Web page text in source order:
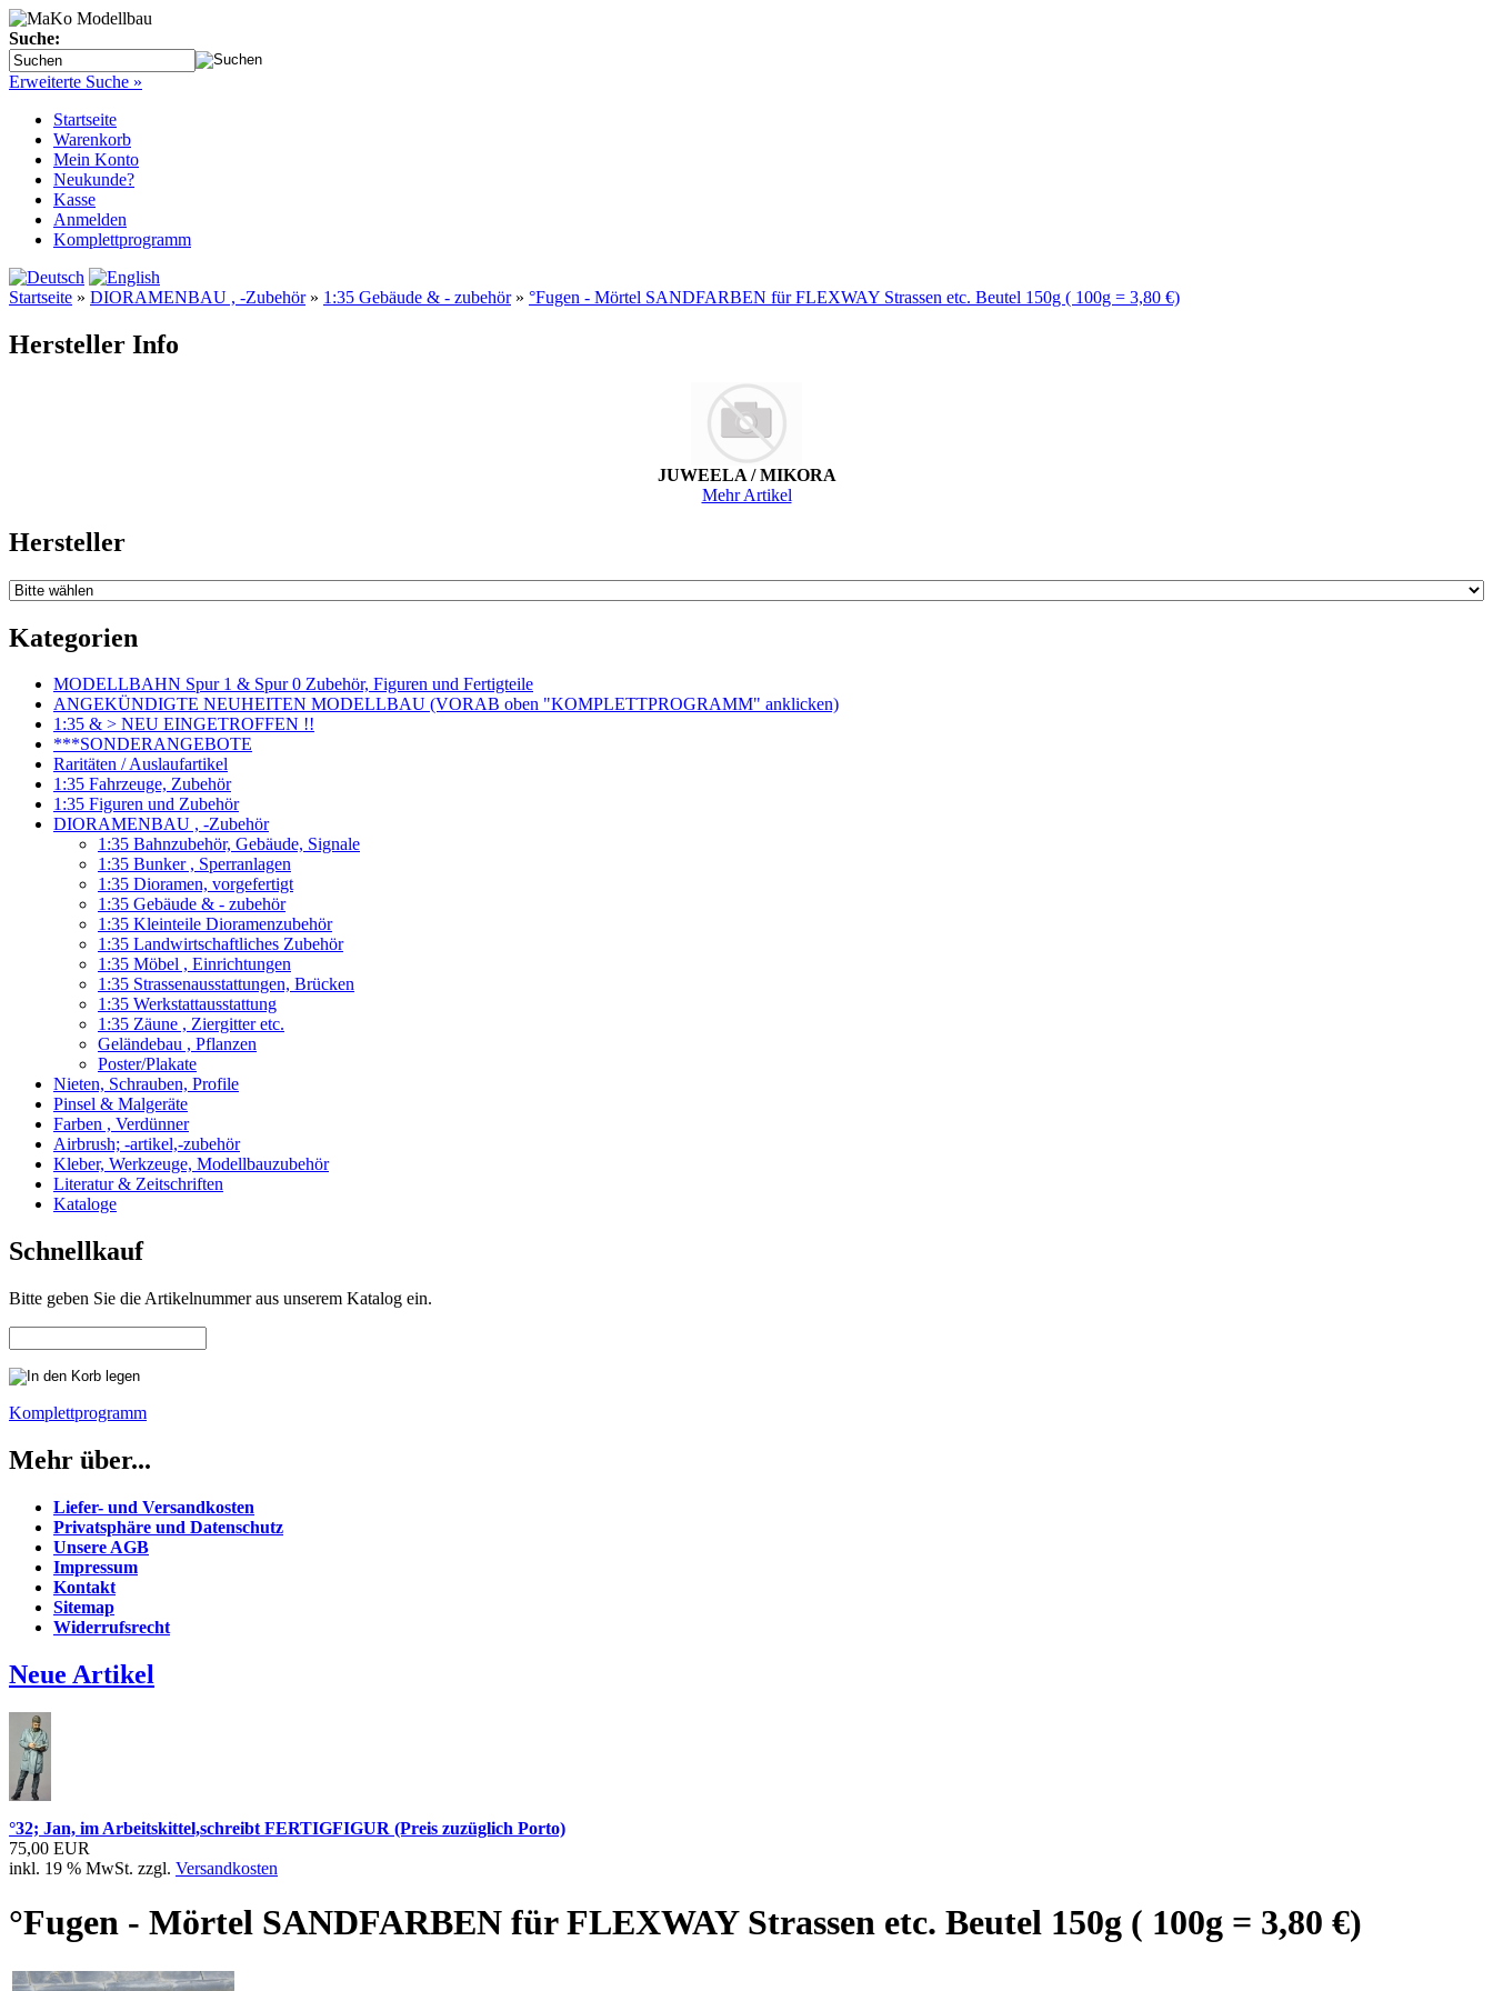
Suche:
Erweiterte Suche »
Startseite
Warenkorb
Mein Konto
Neukunde?
Kasse
Anmelden
Komplettprogramm
Startseite » DIORAMENBAU , -Zubehör» 1:35 Gebäude & - zubehör» °Fugen - Mörtel SANDFARBEN für FLEXWAY Strassen etc. Beutel 150g ( 100g = 3,80 €)
Hersteller Info
JUWEELA / MIKORA
Mehr Artikel
Hersteller
Kategorien
MODELLBAHN Spur 1 & Spur 0 Zubehör, Figuren und Fertigteile
ANGEKÜNDIGTE NEUHEITEN MODELLBAU (VORAB oben "KOMPLETTPROGRAMM" anklicken)
1:35 & > NEU EINGETROFFEN !!
***SONDERANGEBOTE
Raritäten / Auslaufartikel
1:35 Fahrzeuge, Zubehör
1:35 Figuren und Zubehör
DIORAMENBAU , -Zubehör
1:35 Bahnzubehör, Gebäude, Signale
1:35 Bunker , Sperranlagen
1:35 Dioramen, vorgefertigt
1:35 Gebäude & - zubehör
1:35 Kleinteile Dioramenzubehör
1:35 Landwirtschaftliches Zubehör
1:35 Möbel , Einrichtungen
1:35 Strassenausstattungen, Brücken
1:35 Werkstattausstattung
1:35 Zäune , Ziergitter etc.
Geländebau , Pflanzen
Poster/Plakate
Nieten, Schrauben, Profile
Pinsel & Malgeräte
Farben , Verdünner
Airbrush; -artikel,-zubehör
Kleber, Werkzeuge, Modellbauzubehör
Literatur & Zeitschriften
Kataloge
Schnellkauf
Bitte geben Sie die Artikelnummer aus unserem Katalog ein.
Komplettprogramm
Mehr über...
Liefer- und Versandkosten
Privatsphäre und Datenschutz
Unsere AGB
Impressum
Kontakt
Sitemap
Widerrufsrecht
Neue Artikel
°32; Jan, im Arbeitskittel,schreibt FERTIGFIGUR (Preis zuzüglich Porto)
75,00 EUR
inkl. 19 % MwSt. zzgl. Versandkosten
°Fugen - Mörtel SANDFARBEN für FLEXWAY Strassen etc. Beutel 150g ( 100g = 3,80 €)